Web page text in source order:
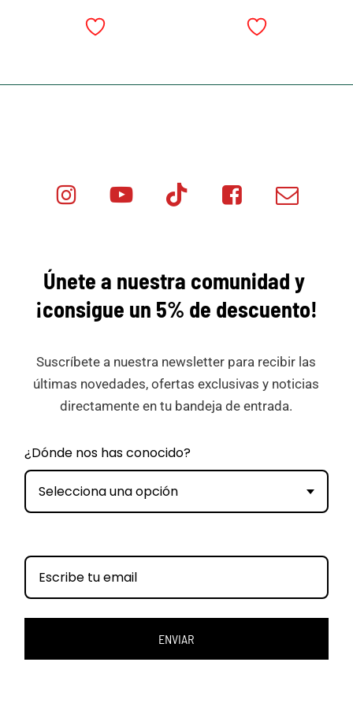
Minicar Tok
Minicar Minicar
Únete a nuestra comunidad y
¡consigue un 5% de descuento!
Suscríbete a nuestra newsletter para recibir las
últimas novedades, ofertas exclusivas y noticias
directamente en tu bandeja de entrada.
¿Dónde nos has conocido?
Selecciona una opción
ENVIAR